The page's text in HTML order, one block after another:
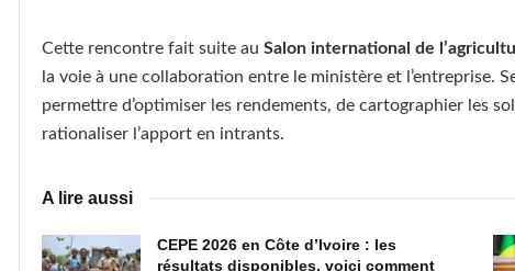
Cette rencontre fait suite au Salon international de
la voie à une collaboration entre le ministère et l’entreprise.
permettre d’optimiser les rendements, de cartographier les
rationaliser l’apport en intrants.
A lire aussi
CEPE 2026 en Côte d’Ivoire : les
résultats disponibles, voici comment